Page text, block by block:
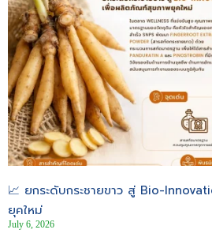
📈 ยกระดับกระชายขาว สู่ Bio-
ยุคใหม่
July 6, 2026